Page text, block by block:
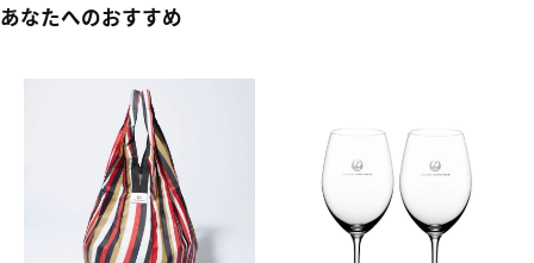
あなたへのおすすめ